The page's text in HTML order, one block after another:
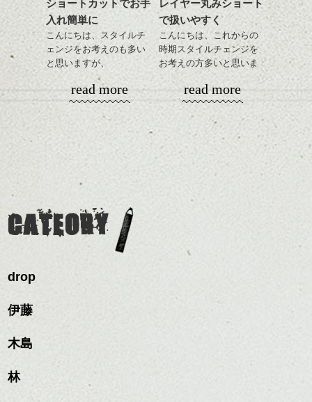
写真集はdropでも見ることが出来ます。
気になる方はスタッフまで。
ここで、bigboy2人を。ぱしゃり。
9/7～9/27 ＠fireking cafe
ハンサムショート／ヘッド
スパ／伸びても目立たない
ヘアカラー/ハイライト/ダブ
ルカラー/髪質改善/TOKIOト
リートメント/ブリーチ/イン
ナーカラー/イルミナカラー/
レイヤージュ/縮毛矯正
ンジの事等
是非なんでもご相談して
下さい。
お待ちしております
目元が引き締まった印象
に。
のも
とても良いところです。
ダークトーンの色味でク
更に扱いやすくなるので
ナチュラルなベージュカ
ラーで全体にツヤと透明
をドライした後、
がら耳かけアレンジする
ショートカットでお手
入れ簡単に
こんにちは、スタイルチ
ェンジをお考えのも多い
と思いますが、
丸みショートでタイトに
演出したスタイルもこれ
からの季節とてもおすす
ェイスラインのデザイン
るようカット。
全体のボリューム感がコ
ンパクトになるようにす
るのが良い感じです。
read more
レイヤー丸みショート
で扱いやすく
こんにちは、これからの
時期スタイルチェンジを
お考えの方多いと思いま
す。
コンパクトなフォルムが
全体のバランスを良く見
せてくれる効果もあり、
いろんなシーンに雰囲気
グも簡単で良いので朝の
そんなショートカット。
この時期とてもおすすめ
ナチュラルなベージュカ
read more
CATEORY
drop
伊藤
木島
林